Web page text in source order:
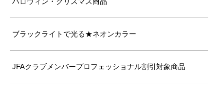
ブラックライトで光る★ネオンカラー
JFAクラブメンバープロフェッショナル割引対象商品